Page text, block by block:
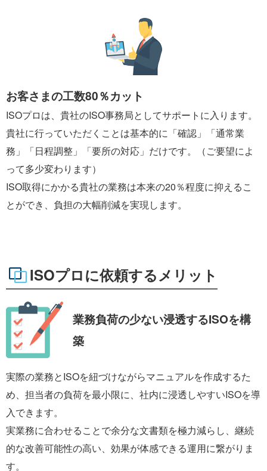
お客さまの工数80％カット
ISOプロは、貴社のISO事務局としてサポートに入ります。
貴社に行っていただくことは基本的に「確認」「通常業
務」「日程調整」「要所の対応」だけです。（ご要望によ
って多少変わります）
ISO取得にかかる貴社の業務は本来の20％程度に抑えるこ
とができ、負担の大幅削減を実現します。
ISOプロに依頼するメリット
業務負荷の少ない浸透するISOを構
築
実際の業務とISOを紐づけながらマニュアルを作成するた
め、担当者の負荷を最小限に、社内に浸透しやすいISOを導
入できます。
実業務に合わせることで余分な文書類を極力減らし、継続
的な改善可能性の高い、効果が体感できる運用に繋がりま
す。